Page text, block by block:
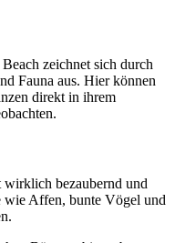
zeichnet sich durch
Fauna aus. Hier können
direkt in ihrem
bezaubernd und
wie Affen, bunte Vögel und